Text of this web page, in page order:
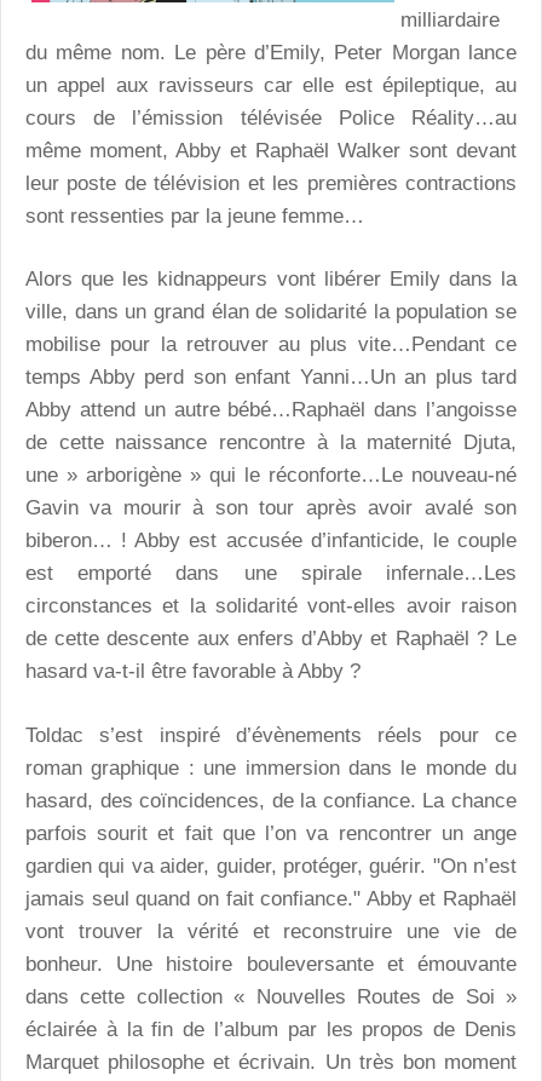
milliardaire
du même nom. Le père d’Emily, Peter Morgan lance
un appel aux ravisseurs car elle est épileptique, au
cours de l’émission télévisée Police Réality…au
même moment, Abby et Raphaël Walker sont devant
leur poste de télévision et les premières contractions
sont ressenties par la jeune femme…
Alors que les kidnappeurs vont libérer Emily dans la
ville, dans un grand élan de solidarité la population se
mobilise pour la retrouver au plus vite…Pendant ce
temps Abby perd son enfant Yanni…Un an plus tard
Abby attend un autre bébé…Raphaël dans l’angoisse
de cette naissance rencontre à la maternité Djuta,
une » arborigène » qui le réconforte…Le nouveau-né
Gavin va mourir à son tour après avoir avalé son
biberon… ! Abby est accusée d’infanticide, le couple
est emporté dans une spirale infernale…Les
circonstances et la solidarité vont-elles avoir raison
de cette descente aux enfers d’Abby et Raphaël ? Le
hasard va-t-il être favorable à Abby ?
Toldac s’est inspiré d’évènements réels pour ce
roman graphique : une immersion dans le monde du
hasard, des coïncidences, de la confiance. La chance
parfois sourit et fait que l’on va rencontrer un ange
gardien qui va aider, guider, protéger, guérir. "On n’est
jamais seul quand on fait confiance." Abby et Raphaël
vont trouver la vérité et reconstruire une vie de
bonheur. Une histoire bouleversante et émouvante
dans cette collection « Nouvelles Routes de Soi »
éclairée à la fin de l’album par les propos de Denis
Marquet philosophe et écrivain. Un très bon moment